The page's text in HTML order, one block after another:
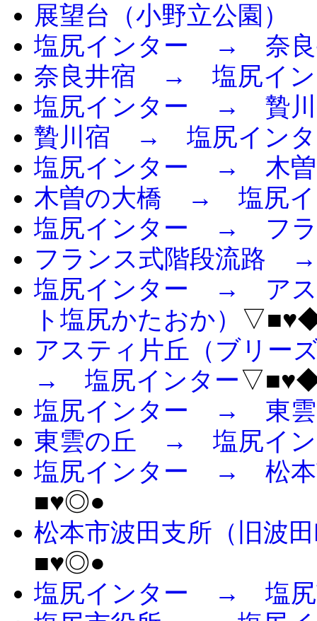
展望台（小野立公園
塩尻インター → 奈良
奈良井宿 → 塩尻イン
塩尻インター → 贄
贄川宿 → 塩尻イン
塩尻インター → 木曽
木曽の大橋 → 塩尻イ
塩尻インター → フラ
フランス式階段流路
塩尻インター → アス
ト塩尻かたおか）
アスティ片丘（ブリー
→ 塩尻インター
塩尻インター → 東雲
東雲の丘 → 塩尻イン
塩尻インター → 松本
■♥◎●
松本市波田支所（旧
■♥◎●
塩尻インター → 塩尻